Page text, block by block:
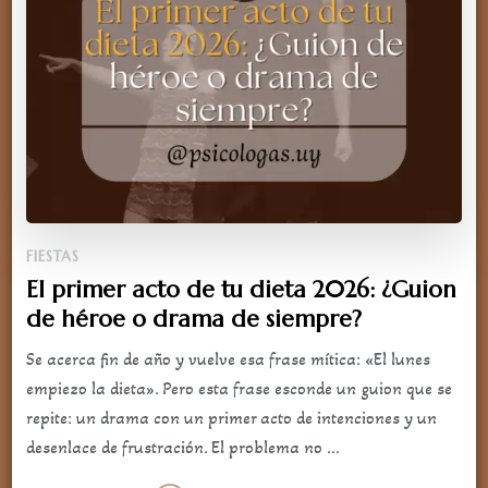
FIESTAS
El primer acto de tu dieta 2026: ¿Guion
de héroe o drama de siempre?
Se acerca fin de año y vuelve esa frase mítica: «El lunes
empiezo la dieta». Pero esta frase esconde un guion que se
repite: un drama con un primer acto de intenciones y un
desenlace de frustración. El problema no …